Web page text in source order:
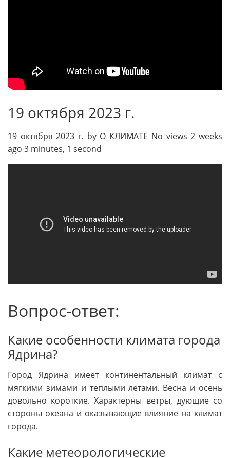
19 октября 2023 г.
19 октября 2023 г. by О КЛИМАТЕ No views 2 weeks
ago 3 minutes, 1 second
Вопрос-ответ:
Какие особенности климата города
Ядрина?
Город Ядрина имеет континентальный климат с
мягкими зимами и теплыми летами. Весна и осень
довольно короткие. Характерны ветры, дующие со
стороны океана и оказывающие влияние на климат
города.
Какие метеорологические